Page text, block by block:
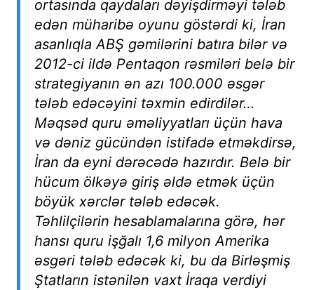
ortasında qaydaları dəyişdirməyi tələb
edən müharibə oyunu göstərdi ki, İran
asanlıqla ABŞ gəmilərini batıra bilər və
2012-ci ildə Pentaqon rəsmiləri belə bir
strategiyanın ən azı 100.000 əsgər
tələb edəcəyini təxmin edirdilər…
Məqsəd quru əməliyyatları üçün hava
və dəniz gücündən istifadə etməkdirsə,
İran da eyni dərəcədə hazırdır. Belə bir
hücum ölkəyə giriş əldə etmək üçün
böyük xərclər tələb edəcək.
Təhlilçilərin hesablamalarına görə, hər
hansı quru işğalı 1,6 milyon Amerika
əsgəri tələb edəcək ki, bu da Birləşmiş
Ştatların istənilən vaxt İraqa verdiyi